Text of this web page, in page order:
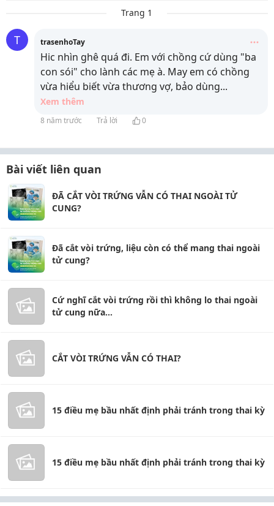
Trang 1
T trasenhoTay
Hic nhìn ghê quá đi. Em với chồng cứ dùng "ba
con sói" cho lành các mẹ à. May em có chồng
vừa hiểu biết vừa thương vợ, bảo dùng...
Xem thêm
8 năm trước Trả lời 0
Bài viết liên quan
ĐÃ CẮT VÒI TRỨNG VẪN CÓ THAI NGOÀI TỬ
CUNG?
Đã cắt vòi trứng, liệu còn có thể mang thai ngoài
tử cung?
Cứ nghĩ cắt vòi trứng rồi thì không lo thai ngoài
tử cung nữa...
CẮT VÒI TRỨNG VẪN CÓ THAI?
15 điều mẹ bầu nhất định phải tránh trong thai kỳ
15 điều mẹ bầu nhất định phải tránh trong thai kỳ